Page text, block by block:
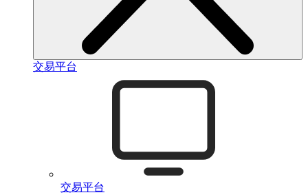
交易平台
交易平台